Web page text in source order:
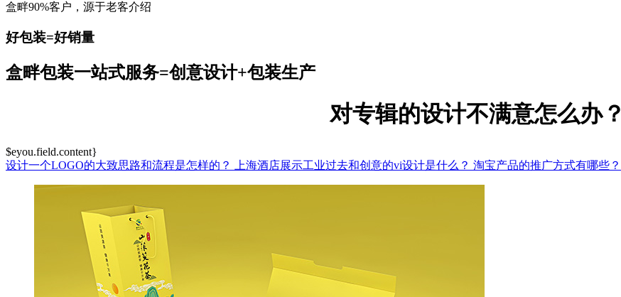
盒畔90%客户，源于老客介绍
好包装=好销量
盒畔包装一站式服务=创意设计+包装生产
对专辑的设计不满意怎么办？
$eyou.field.content}
设计一个LOGO的大致思路和流程是怎样的？
上海酒店展示工业过去和创意的vi设计是什么？ 淘宝产品的推广方式有哪些？